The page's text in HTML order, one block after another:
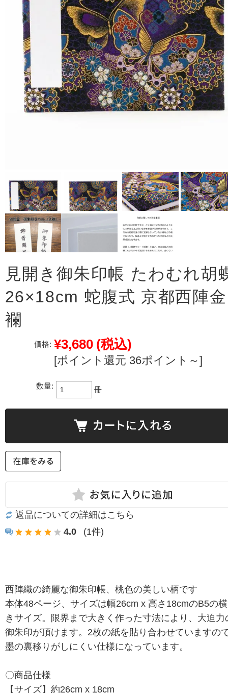
見開き御朱印帳 たわむれ胡
26×18cm 蛇腹式 京都西陣金
襴
価格: ¥3,680 (税込)
[ポイント還元 36ポイント～]
数量: 冊
返品についての詳細はこちら
4.0
(1件)
西陣織の綺麗な御朱印帳、桃色の美しい柄です
本体48ページ、サイズは幅26cm x 高さ18cmのB5の
きサイズ。限界まで大きく作った寸法により、大迫力
御朱印が頂けます。2枚の紙を貼り合わせていますの
墨の裏移りがしにくい仕様になっています。
〇商品仕様
【サイズ】約26cm x 18cm